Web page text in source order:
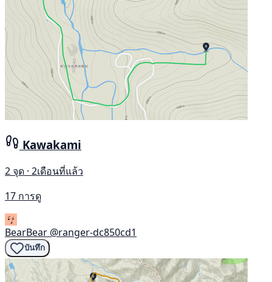
Kawakami
2 จุด · 2เดือนที่แล้ว
17 การดู
BearBear @ranger-dc850cd1
บันทึก